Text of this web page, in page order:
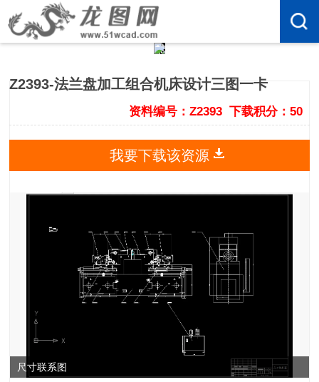
Z2393-法兰盘加工组合机床设计三图一卡
下载积分：50
资料编号：Z2393
我要下载该资源
尺寸联系图